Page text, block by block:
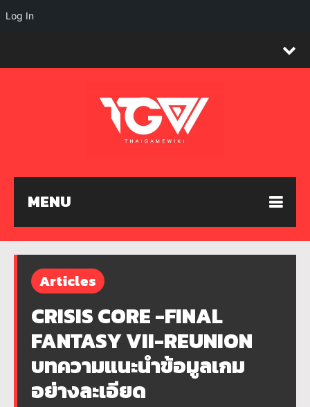
MENU
Articles
CRISIS CORE -FINAL
FANTASY VII-REUNION
บทความแนะนำข้อมูลเกม
อย่างละเอียด
Log In